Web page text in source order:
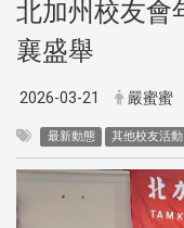
北加州校友會
襄盛舉
2026-03-21 嚴蜜蜜
最新動態 其他校友活動